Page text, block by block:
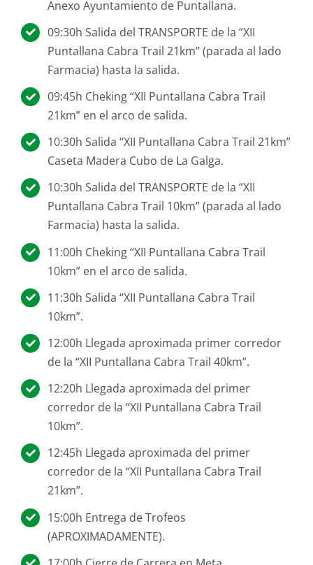
Anexo Ayuntamiento de Puntallana.
09:30h Salida del TRANSPORTE de la “XII
Puntallana Cabra Trail 21km” (parada al lado
Farmacia) hasta la salida.
09:45h Cheking “XII Puntallana Cabra Trail
21km” en el arco de salida.
10:30h Salida “XII Puntallana Cabra Trail 21km”
Caseta Madera Cubo de La Galga.
10:30h Salida del TRANSPORTE de la “XII
Puntallana Cabra Trail 10km” (parada al lado
Farmacia) hasta la salida.
11:00h Cheking “XII Puntallana Cabra Trail
10km” en el arco de salida.
11:30h Salida “XII Puntallana Cabra Trail
10km”.
12:00h Llegada aproximada primer corredor
de la “XII Puntallana Cabra Trail 40km”.
12:20h Llegada aproximada del primer
corredor de la “XII Puntallana Cabra Trail
10km”.
12:45h Llegada aproximada del primer
corredor de la “XII Puntallana Cabra Trail
21km”.
15:00h Entrega de Trofeos
(APROXIMADAMENTE).